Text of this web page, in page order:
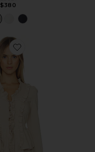
$380
Favorite ТОП ODETTE LONG